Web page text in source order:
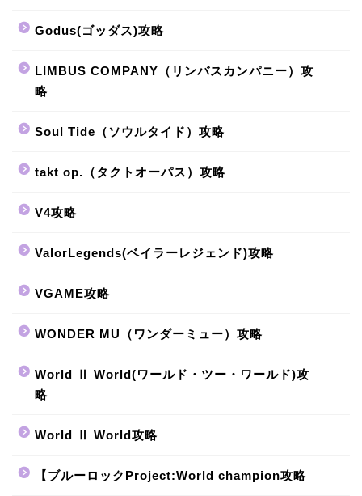
Godus(ゴッダス)攻略
LIMBUS COMPANY（リンバスカンパニー）攻
略
Soul Tide（ソウルタイド）攻略
takt op.（タクトオーパス）攻略
V4攻略
ValorLegends(ベイラーレジェンド)攻略
VGAME攻略
WONDER MU（ワンダーミュー）攻略
World Ⅱ World(ワールド・ツー・ワールド)攻
略
World Ⅱ World攻略
【ブルーロックProject:World champion攻略